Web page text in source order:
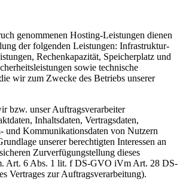
genommenen Hosting-Leistungen dienen
der folgenden Leistungen: Infrastruktur-
Rechenkapazität, Speicherplatz und
sowie technische
wir zum Zwecke des Betriebs unserer
bzw. unser Auftragsverarbeiter
Inhaltsdaten, Vertragsdaten,
und Kommunikationsdaten von Nutzern
unserer berechtigten Interessen an
Zurverfügungstellung dieses
Art. 6 Abs. 1 lit. f DS-GVO iVm Art. 28 DS-
Vertrages zur Auftragsverarbeitung).